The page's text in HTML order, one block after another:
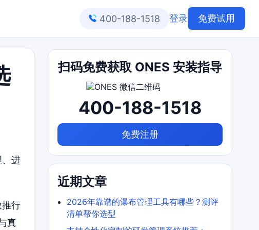
400-188-1518 登录 免费试用
进
行
真
扫码免费获取 ONES 安装指导
400-188-1518
免费注册
近期文章
2026年靠谱的瀑布管理工具有哪些？测评
清单帮你选型